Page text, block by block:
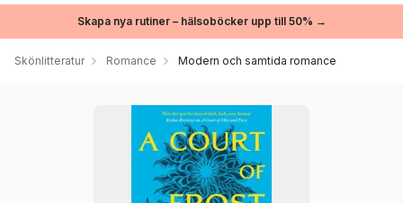
Skapa nya rutiner – hälsoböcker upp till 50% →
Skönlitteratur Romance Modern och samtida romance